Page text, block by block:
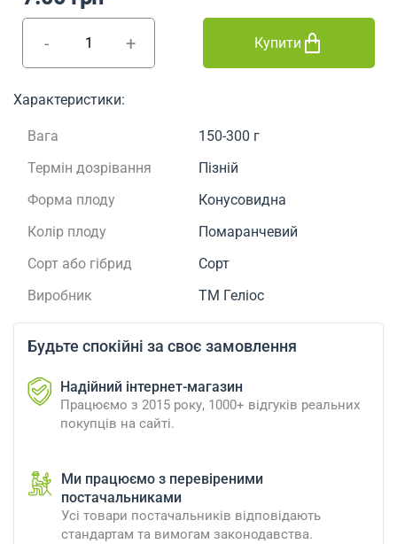
- + Купити
Характеристики:
Вага
150-300 г
Термін дозрівання
Пізній
Форма плоду
Конусовидна
Колір плоду
Помаранчевий
Сорт або гібрид
Сорт
Виробник
ТМ Геліос
Будьте спокійні за своє замовлення
Надійний інтернет-магазин
Працюємо з 2015 року, 1000+ відгуків реальних
покупців на сайті.
Ми працюємо з перевіреними
постачальниками
Усі товари постачальників відповідають
стандартам та вимогам законодавства.